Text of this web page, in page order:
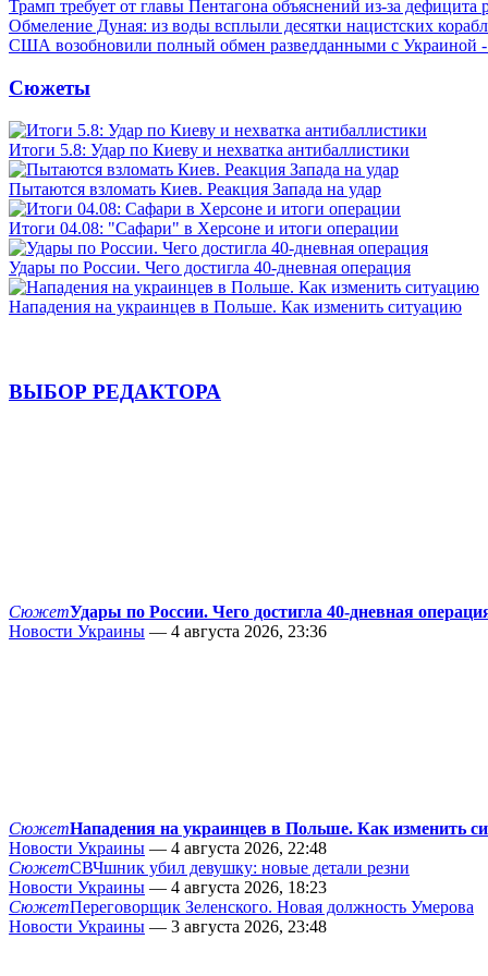
Трамп требует от главы Пентагона объяснений из-за
Обмеление Дуная: из воды всплыли десятки нацистских
США возобновили полный обмен разведданными с
Сюжеты
Итоги 5.8: Удар по Киеву и нехватка антибаллистики
Пытаются взломать Киев. Реакция Запада на удар
Итоги 04.08: "Сафари" в Херсоне и итоги операции
Удары по России. Чего достигла 40-дневная операция
Нападения на украинцев в Польше. Как изменить ситуацию
ВЫБОР РЕДАКТОРА
СюжетУдары по России. Чего достигла 40-дневная
Новости Украины — 4 августа 2026, 23:36
СюжетНападения на украинцев в Польше. Как изменить
Новости Украины — 4 августа 2026, 22:48
СюжетСВЧшник убил девушку: новые детали резни
Новости Украины — 4 августа 2026, 18:23
СюжетПереговорщик Зеленского. Новая должность Умерова
Новости Украины — 3 августа 2026, 23:48